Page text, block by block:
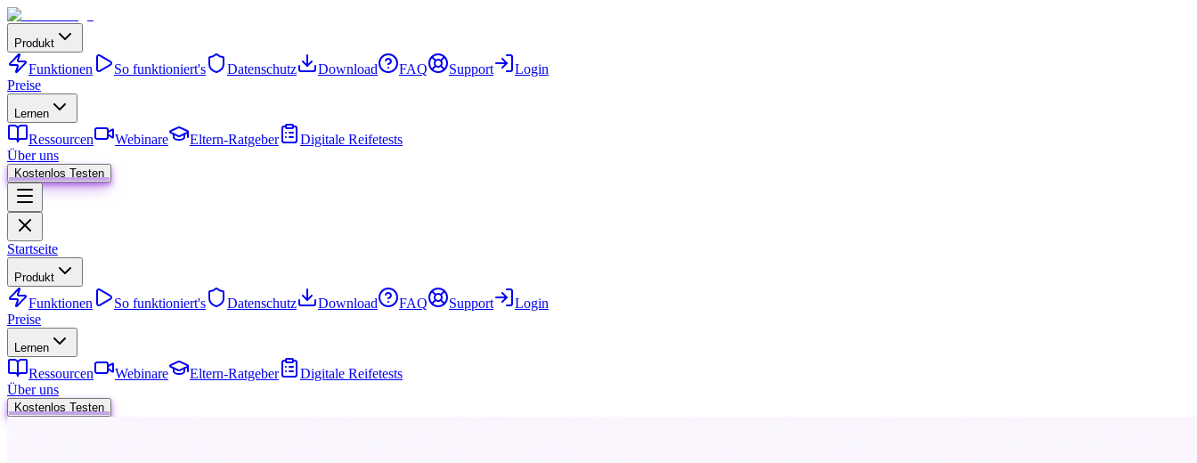
Produkt
Funktionen So funktioniert's Datenschutz Download FAQ Support
Login
Preise
Lernen
Ressourcen Webinare Eltern-Ratgeber
Digitale Reifetests
Über uns
Kostenlos Testen
Startseite
Produkt
Funktionen So funktioniert's Datenschutz Download FAQ Support
Login
Preise
Lernen
Ressourcen Webinare Eltern-Ratgeber
Digitale Reifetests
Über uns
Kostenlos Testen